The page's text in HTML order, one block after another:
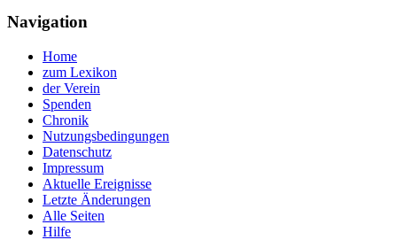
Navigation
Home
zum Lexikon
der Verein
Spenden
Chronik
Nutzungsbedingungen
Datenschutz
Impressum
Aktuelle Ereignisse
Letzte Änderungen
Alle Seiten
Hilfe